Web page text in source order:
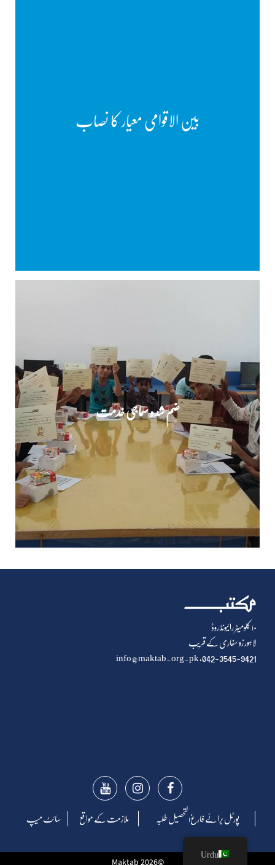
بین الاقوامی معیار کا نصاب
ضم شدہ سماجی خدمت
۱۰ کلومیٹر رائیونڈ روڈ
لاہور زو سفاری کے قریب
042-3545-9421,
info@maktab.org.pk
پورٹل برائے فارغ۱لتحصیل طلبہ ملازمت کے مواقع سائٹ میپ
©2026 Maktab Urdu